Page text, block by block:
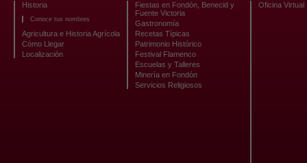
Historia
Conoce tus nombres
Agricultura e Historia Agrícola
Cómo Llegar
Localización
Fiestas en Fondón, Benecid y
Fuente Victoria
Gastronomía
Recetas Típicas
Patrimonio Histórico
Festival Flamenco
Escuelas y Talleres
Minería en Fondón
Servicios Religiosos
Oficina Virtual